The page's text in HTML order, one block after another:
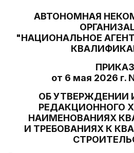
АВТОНОМНАЯ
"НАЦИОНАЛЬНОЕ
ПРИКАЗ
от 6 мая 2026 г.
ОБ УТВЕРЖДЕНИИ
РЕДАКЦИОННОГО
НАИМЕНОВАНИЯХ
И ТРЕБОВАНИЯХ К